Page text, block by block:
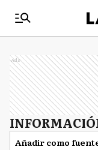
Ads
Añadir como